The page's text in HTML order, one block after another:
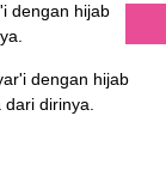
dengan hijab
dirinya.